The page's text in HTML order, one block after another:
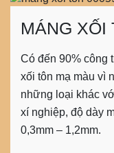
MÁNG XỐI
Có đến 90% công
xối tôn mạ màu vì
những loại khác
xí nghiệp, độ dày
0,3mm – 1,2mm.